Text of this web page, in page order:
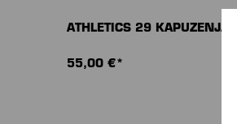
ATHLETICS 29
55,00 €*